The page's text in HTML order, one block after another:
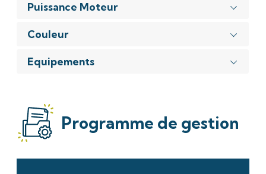
Puissance Moteur
Couleur
Equipements
Programme de gestion